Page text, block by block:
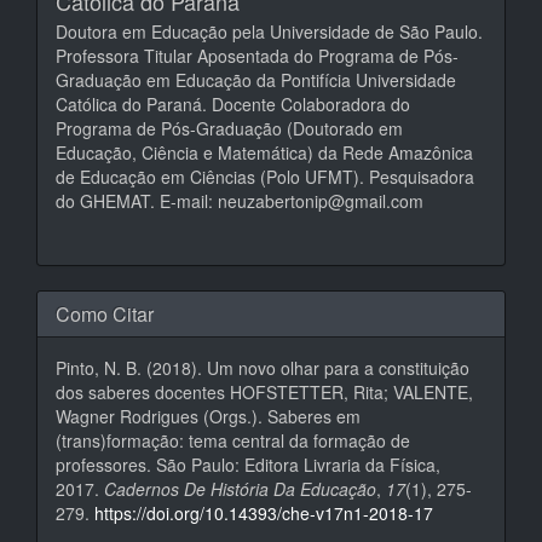
Doutora em Educação pela Universidade de São Paulo.
Professora Titular Aposentada do Programa de Pós-
Graduação em Educação da Pontifícia Universidade
Católica do Paraná. Docente Colaboradora do
Programa de Pós-Graduação (Doutorado em
Educação, Ciência e Matemática) da Rede Amazônica
de Educação em Ciências (Polo UFMT). Pesquisadora
do GHEMAT. E-mail: neuzabertonip@gmail.com
Como Citar
Pinto, N. B. (2018). Um novo olhar para a constituição
dos saberes docentes HOFSTETTER, Rita; VALENTE,
Wagner Rodrigues (Orgs.). Saberes em
(trans)formação: tema central da formação de
professores. São Paulo: Editora Livraria da Física,
2017. Cadernos De História Da Educação, 17(1), 275-
279. https://doi.org/10.14393/che-v17n1-2018-17